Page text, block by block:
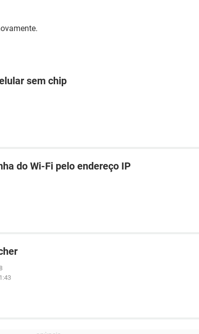
sem chip
do Wi-Fi pelo endereço IP